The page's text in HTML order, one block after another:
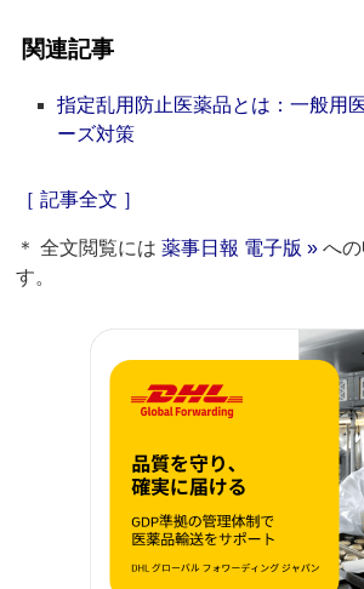
関連記事
指定乱用防止医薬品とは：一般用
ーズ対策
［ 記事全文 ］
＊ 全文閲覧には薬事日報 電子版 » へ
す。